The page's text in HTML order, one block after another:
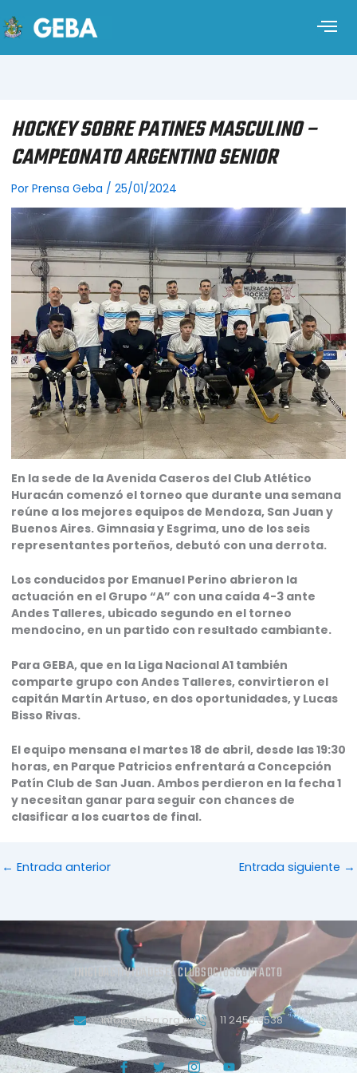
HOCKEY SOBRE PATINES MASCULINO –
CAMPEONATO ARGENTINO SENIOR
Por Prensa Geba / 25/01/2024
En la sede de la Avenida Caseros del Club Atlético
Huracán comenzó el torneo que durante una semana
reúne a los mejores equipos de Mendoza, San Juan y
Buenos Aires. Gimnasia y Esgrima, uno de los seis
representantes porteños, debutó con una derrota.
Los conducidos por Emanuel Perino abrieron la
actuación en el Grupo “A” con una caída 4-3 ante
Andes Talleres, ubicado segundo en el torneo
mendocino, en un partido con resultado cambiante.
Para GEBA, que en la Liga Nacional A1 también
comparte grupo con Andes Talleres, convirtieron el
capitán Martín Artuso, en dos oportunidades, y Lucas
Bisso Rivas.
El equipo mensana el martes 18 de abril, desde las 19:30
horas, en Parque Patricios enfrentará a Concepción
Patín Club de San Juan. Ambos perdieron en la fecha 1
y necesitan ganar para seguir con chances de
clasificar a los cuartos de final.
← Entrada anterior Entrada siguiente →
INICIOACTIVIDADES EL CLUBSOCIOSCONTACTO
info@geba.org.ar 11 2458.3538
J T J Y